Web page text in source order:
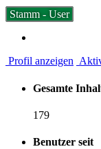
Stamm - User
Profil anzeigen
Gesamte
179
Benutzer seit